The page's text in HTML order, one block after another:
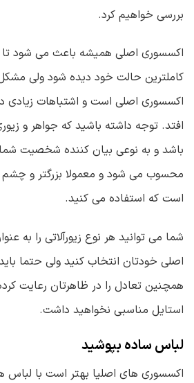
بررسی خواهیم کرد.
اکسسوری اصلی همیشه باعث می شود
کاملترین حالت خود دیده شود ولی
اکسسوری اصلی است و اشتباهات زیادی
افتد. توجه داشته باشید که جواهر و
باشد و به نوعی بیان کننده شخصیت
محسوب می شود و معمولا بزرگتر و چشم
است که استفاده می کنید.
شما می توانید هر نوع زیورآلاتی را به
اصلی خودتان انتخاب کنید ولی حتما
همچنین تعادل را در ظاهرتان رعایت
استایل مناسبی نخواهید داشت.
لباس ساده بپوشید
اکسسوری های اصلیا بهتر است با لباس